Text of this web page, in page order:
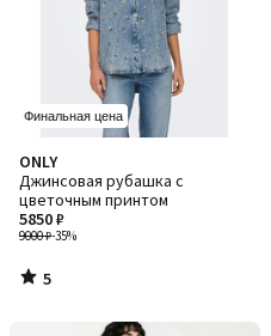
Финальная цена
ONLY
Джинсовая рубашка с
цветочным принтом
9000 ₽-35%
5850 ₽
5
/
5
5
/